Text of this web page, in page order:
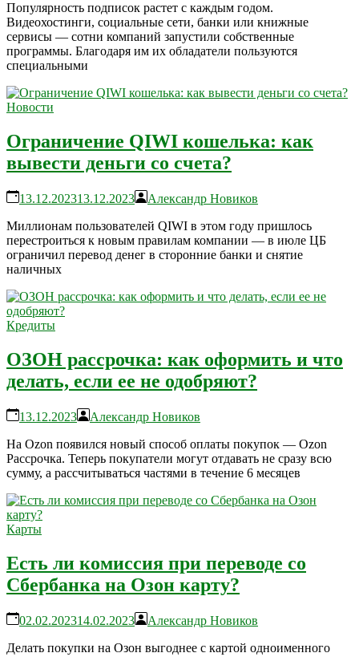
Популярность подписок растет с каждым годом.
Видеохостинги, социальные сети, банки или книжные
сервисы — сотни компаний запустили собственные
программы. Благодаря им их обладатели пользуются
специальными
Новости
Ограничение QIWI кошелька: как
вывести деньги со счета?
13.12.202313.12.2023
Александр Новиков
Миллионам пользователей QIWI в этом году пришлось
перестроиться к новым правилам компании — в июле ЦБ
ограничил перевод денег в сторонние банки и снятие
наличных
Кредиты
ОЗОН рассрочка: как оформить и что
делать, если ее не одобряют?
13.12.2023
Александр Новиков
На Ozon появился новый способ оплаты покупок — Ozon
Рассрочка. Теперь покупатели могут отдавать не сразу всю
сумму, а рассчитываться частями в течение 6 месяцев
Карты
Есть ли комиссия при переводе со
Сбербанка на Озон карту?
02.02.202314.02.2023
Александр Новиков
Делать покупки на Озон выгоднее с картой одноименного